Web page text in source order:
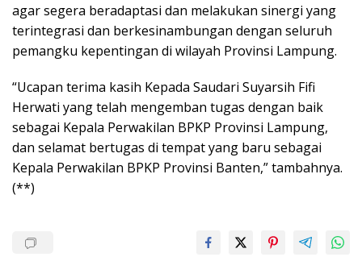
agar segera beradaptasi dan melakukan sinergi yang
terintegrasi dan berkesinambungan dengan seluruh
pemangku kepentingan di wilayah Provinsi Lampung.
“Ucapan terima kasih Kepada Saudari Suyarsih Fifi
Herwati yang telah mengemban tugas dengan baik
sebagai Kepala Perwakilan BPKP Provinsi Lampung,
dan selamat bertugas di tempat yang baru sebagai
Kepala Perwakilan BPKP Provinsi Banten,” tambahnya.
(**)